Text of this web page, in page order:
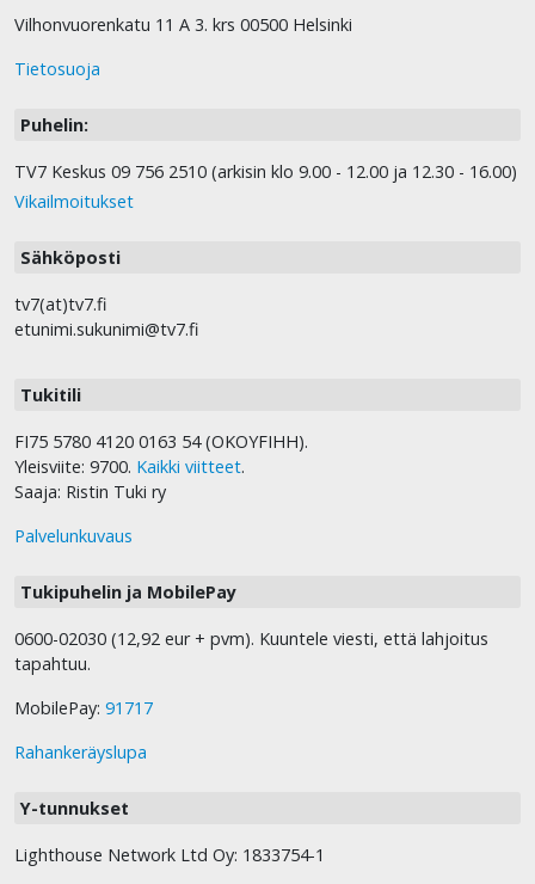
Vilhonvuorenkatu 11 A 3. krs 00500 Helsinki
Tietosuoja
Puhelin:
TV7 Keskus 09 756 2510 (arkisin klo 9.00 - 12.00 ja 12.30 - 16.00)
Vikailmoitukset
Sähköposti
tv7(at)tv7.fi
etunimi.sukunimi@tv7.fi
Tukitili
FI75 5780 4120 0163 54 (OKOYFIHH).
Yleisviite: 9700. Kaikki viitteet.
Saaja: Ristin Tuki ry
Palvelunkuvaus
Tukipuhelin ja MobilePay
0600-02030 (12,92 eur + pvm). Kuuntele viesti, että lahjoitus
tapahtuu.
MobilePay: 91717
Rahankeräyslupa
Y-tunnukset
Lighthouse Network Ltd Oy: 1833754-1